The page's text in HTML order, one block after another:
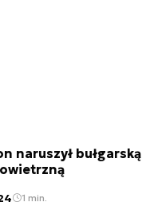
naruszył bułgarską
1 min.